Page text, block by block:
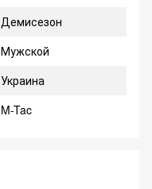
Демисезон
Мужской
Украина
M-Tac